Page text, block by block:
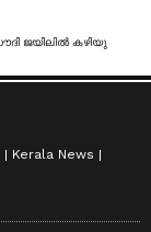
Kerala News